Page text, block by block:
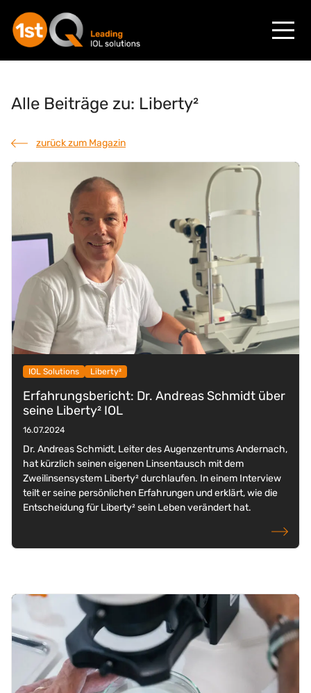
Alle Beiträge zu: Liberty²
zurück zum Magazin
IOL Solutions Liberty²
Erfahrungsbericht: Dr. Andreas Schmidt über
seine Liberty² IOL
16.07.2024
Dr. Andreas Schmidt, Leiter des Augenzentrums Andernach,
hat kürzlich seinen eigenen Linsentausch mit dem
Zweilinsensystem Liberty² durchlaufen. In einem Interview
teilt er seine persönlichen Erfahrungen und erklärt, wie die
Entscheidung für Liberty² sein Leben verändert hat.